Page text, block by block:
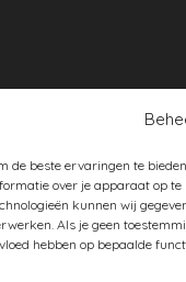
de beste ervaringen te
over je apparaat op
kunnen wij
Als je geen
hebben op bepaalde